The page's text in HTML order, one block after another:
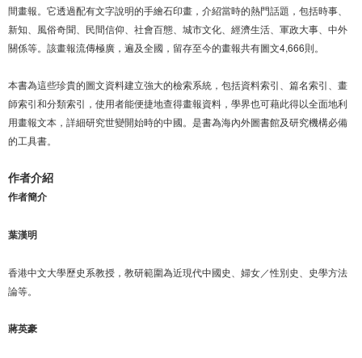
間畫報。它透過配有文字說明的手繪石印畫，介紹當時的熱門話題，包括時事、
新知、風俗奇聞、民間信仰、社會百態、城市文化、經濟生活、軍政大事、中外
關係等。該畫報流傳極廣，遍及全國，留存至今的畫報共有圖文4,666則。
本書為這些珍貴的圖文資料建立強大的檢索系統，包括資料索引、篇名索引、畫
師索引和分類索引，使用者能便捷地查得畫報資料，學界也可藉此得以全面地利
用畫報文本，詳細研究世變開始時的中國。是書為海內外圖書館及研究機構必備
的工具書。
作者介紹
作者簡介
葉漢明
香港中文大學歷史系教授，教研範圍為近現代中國史、婦女／性別史、史學方法
論等。
蔣英豪